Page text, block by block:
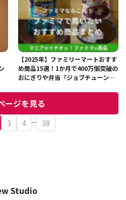
【2025年】ファミリーマートおすす
め商品15選！1か月で400万個突破の
おにぎりや弁当『ジョブチューン』
ージを見る
3 4 ... 38
Studio